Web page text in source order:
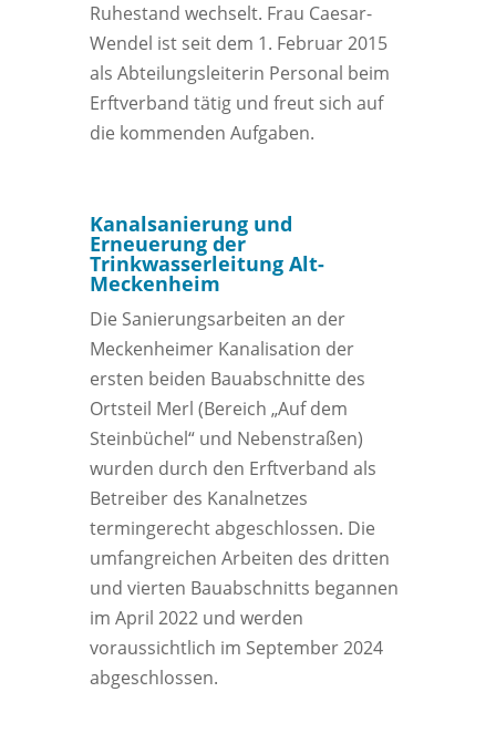
Ruhestand wechselt. Frau Caesar-
Wendel ist seit dem 1. Februar 2015
als Abteilungsleiterin Personal beim
Erftverband tätig und freut sich auf
die kommenden Aufgaben.
Kanalsanierung und
Erneuerung der
Trinkwasserleitung Alt-
Meckenheim
Die Sanierungsarbeiten an der
Meckenheimer Kanalisation der
ersten beiden Bauabschnitte des
Ortsteil Merl (Bereich „Auf dem
Steinbüchel“ und Nebenstraßen)
wurden durch den Erftverband als
Betreiber des Kanalnetzes
termingerecht abgeschlossen. Die
umfangreichen Arbeiten des dritten
und vierten Bauabschnitts begannen
im April 2022 und werden
voraussichtlich im September 2024
abgeschlossen.